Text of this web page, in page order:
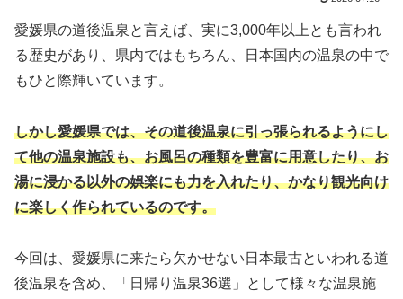
愛媛県の道後温泉と言えば、実に3,000年以上とも言われ
る歴史があり、県内ではもちろん、日本国内の温泉の中で
もひと際輝いています。
しかし愛媛県では、その道後温泉に引っ張られるようにし
て他の温泉施設も、お風呂の種類を豊富に用意したり、お
湯に浸かる以外の娯楽にも力を入れたり、かなり観光向け
に楽しく作られているのです。
今回は、愛媛県に来たら欠かせない日本最古といわれる道
後温泉を含め、「日帰り温泉36選」として様々な温泉施